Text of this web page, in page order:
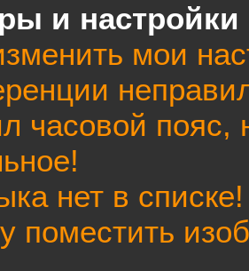
и настройки
мои
часовой пояс,
нет в списке!
поместить